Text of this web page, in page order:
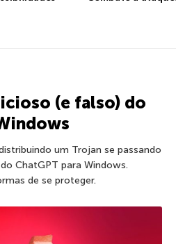
(e falso) do
um Trojan se passando
ChatGPT para Windows.
de se proteger.